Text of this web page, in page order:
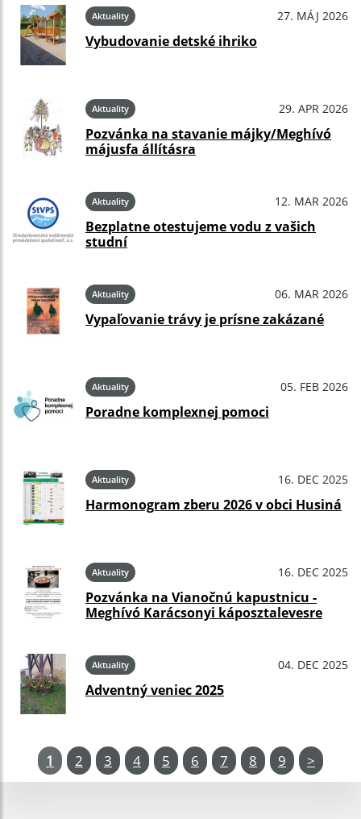
Aktuality 27. MÁJ 2026
Vybudovanie detské ihriko
Aktuality 29. APR 2026
Pozvánka na stavanie májky/Meghívó
májusfa állításra
Aktuality 12. MAR 2026
Bezplatne otestujeme vodu z vašich
studní
Aktuality 06. MAR 2026
Vypaľovanie trávy je prísne zakázané
Aktuality 05. FEB 2026
Poradne komplexnej pomoci
Aktuality 16. DEC 2025
Harmonogram zberu 2026 v obci Husiná
Aktuality 16. DEC 2025
Pozvánka na Vianočnú kapustnicu -
Meghívó Karácsonyi káposztalevesre
Aktuality 04. DEC 2025
Adventný veniec 2025
1 2 3 4 5 6 7 8 9 >